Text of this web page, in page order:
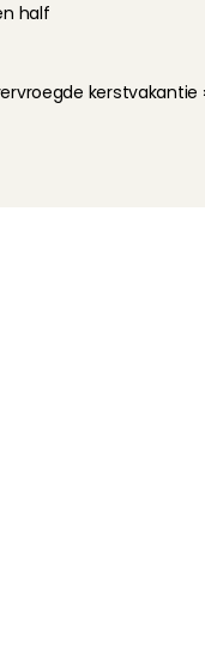
half
kerstvakantie